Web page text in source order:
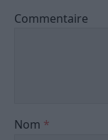
Commentaire
Nom *